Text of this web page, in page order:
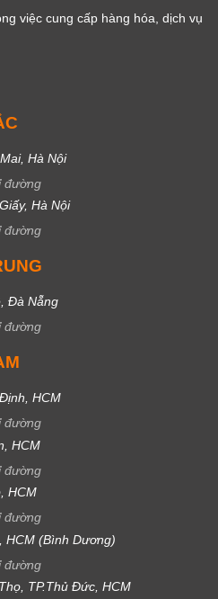
việc cung cấp hàng hóa, dịch vụ
Hà Nội
đường
Hà Nội
đường
Đà Nẵng
đường
HCM
đường
HCM
đường
HCM
đường
HCM (Bình Dương)
đường
TP.Thủ Đức, HCM